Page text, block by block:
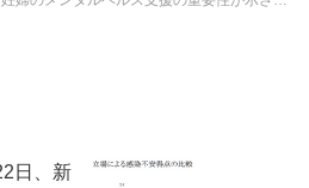
日、新